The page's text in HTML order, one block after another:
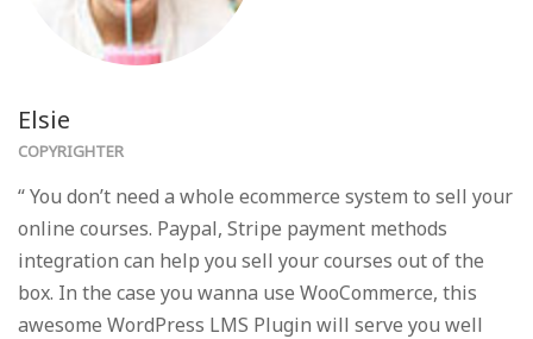
Elsie
COPYRIGHTER
“ You don’t need a whole ecommerce system to sell your
online courses. Paypal, Stripe payment methods
integration can help you sell your courses out of the
box. In the case you wanna use WooCommerce, this
awesome WordPress LMS Plugin will serve you well